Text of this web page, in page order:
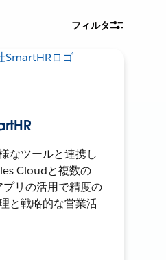
フィルタ
なツールと連携し
Cloudと複数の
リの活用で精度の
と戦略的な営業活